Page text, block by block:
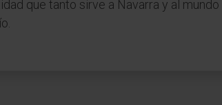
que tanto sirve a Navarra y al